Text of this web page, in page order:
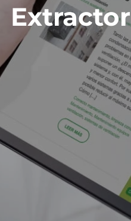
Extractor